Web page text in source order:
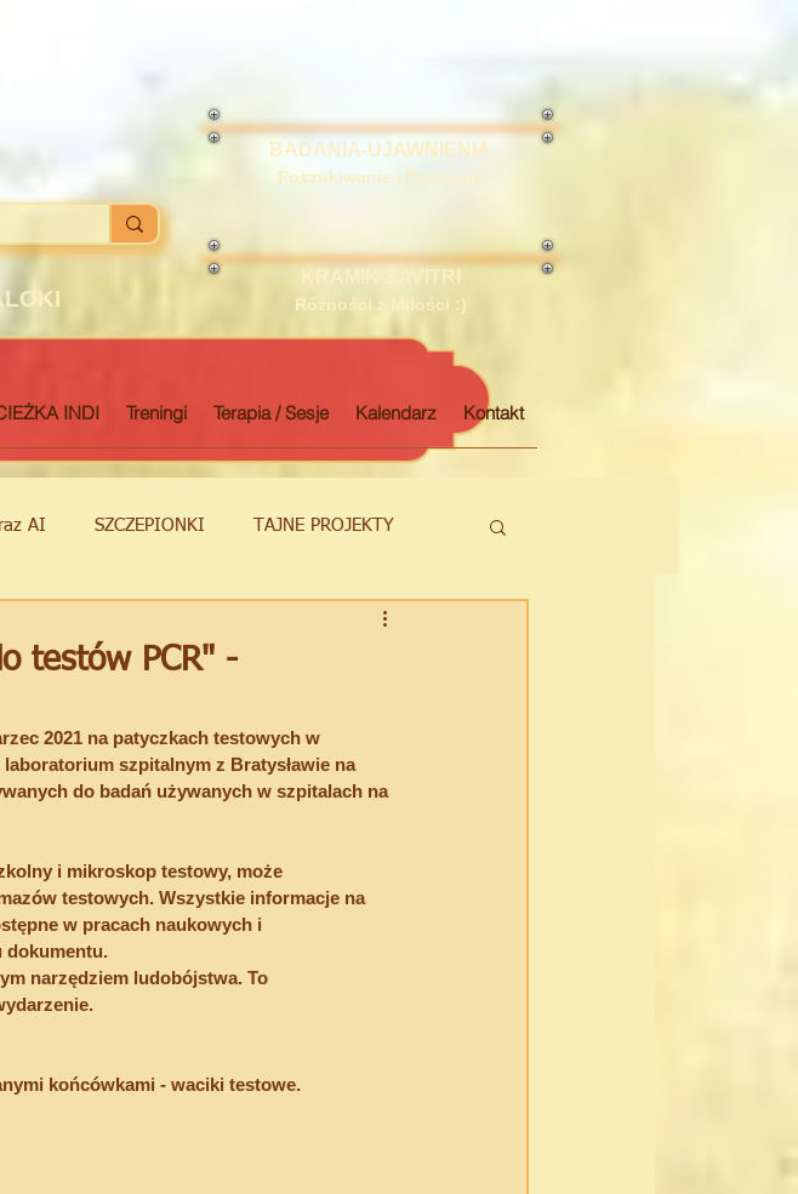
BADANIA-UJAWNIENIA
Poszukiwanie i Poznanie
KRAMIK SAVITRI
Różności z Miłości :)
INDI Treningi Terapia / Sesje Kalendarz Kontakt
AI SZCZEPIONKI TAJNE PROJEKTY
DUCHOWOŚĆ CIELESNA
testów PCR" -
2021 na patyczkach testowych w
szpitalnym z Bratysławie na
do badań używanych w szpitalach na
i mikroskop testowy, może
testowych. Wszystkie informacje na
w pracach naukowych i
dokumentu.
narzędziem ludobójstwa. To
końcówkami - waciki testowe.